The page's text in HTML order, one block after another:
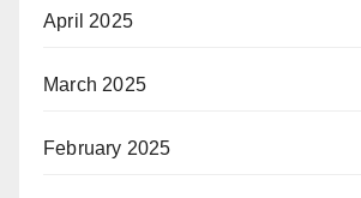
April 2025
March 2025
February 2025